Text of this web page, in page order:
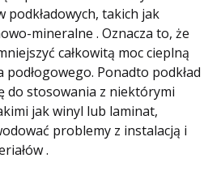
podkładowych, takich jak
mineralne . Oznacza to, że
całkowitą moc cieplną
Ponadto podkład
do stosowania z niektórymi
jak winyl lub laminat,
problemy z instalacją i
.